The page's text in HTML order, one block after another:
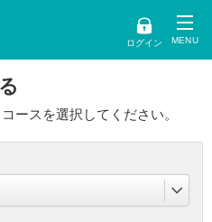
ログイン
ースを選択してください。